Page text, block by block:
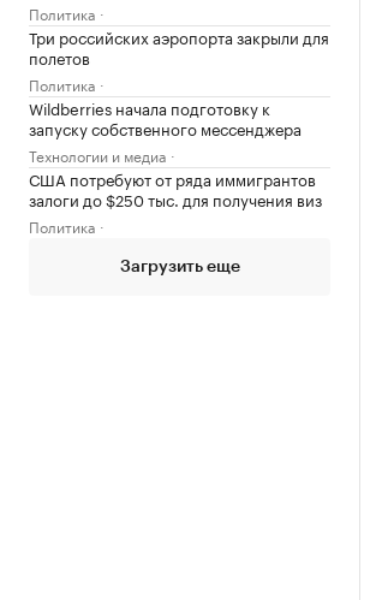
Политика
Три российских аэропорта закрыли для
полетов
Политика
Wildberries начала подготовку к
запуску собственного мессенджера
Технологии и медиа
США потребуют от ряда иммигрантов
залоги до $250 тыс. для получения виз
Политика
Загрузить еще